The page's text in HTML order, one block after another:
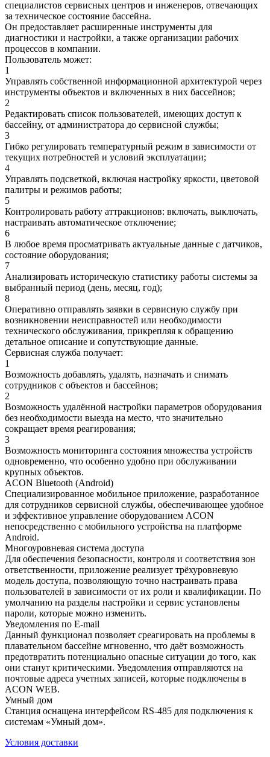
специалистов сервисных центров и инженеров, отвечающих
за техническое состояние бассейна.
Он предоставляет расширенные инструменты для
диагностики и настройки, а также организации рабочих
процессов в компании.
Пользователь может:
1
Управлять собственной информационной архитектурой через
инструменты объектов и включенных в них бассейнов;
2
Редактировать список пользователей, имеющих доступ к
бассейну, от администратора до сервисной службы;
3
Гибко регулировать температурный режим в зависимости от
текущих потребностей и условий эксплуатации;
4
Управлять подсветкой, включая настройку яркости, цветовой
палитры и режимов работы;
5
Контролировать работу аттракционов: включать, выключать,
настраивать автоматическое отключение;
6
В любое время просматривать актуальные данные с датчиков,
состояние оборудования;
7
Анализировать историческую статистику работы системы за
выбранный период (день, месяц, год);
8
Оперативно отправлять заявки в сервисную службу при
возникновении неисправностей или необходимости
технического обслуживания, прикрепляя к обращению
детальное описание и сопутствующие данные.
Сервисная служба получает:
1
Возможность добавлять, удалять, назначать и снимать
сотрудников с объектов и бассейнов;
2
Возможность удалённой настройки параметров оборудования
без необходимости выезда на место, что значительно
сокращает время реагирования;
3
Возможность мониторинга состояния множества устройств
одновременно, что особенно удобно при обслуживании
крупных объектов.
ACON Bluetooth (Android)
Специализированное мобильное приложение, разработанное
для сотрудников сервисной службы, обеспечивающее удобное
и эффективное управление оборудованием ACON
непосредственно с мобильного устройства на платформе
Android.
Многоуровневая система доступа
Для обеспечения безопасности, контроля и соответствия зон
ответственности, приложение реализует трёхуровневую
модель доступа, позволяющую точно настраивать права
пользователей в зависимости от их роли и квалификации. По
умолчанию на разделы настройки и сервис установлены
пароли, которые можно изменить.
Уведомления по E-mail
Данный функционал позволяет среагировать на проблемы в
плавательном бассейне мгновенно, что даёт возможность
предотвратить потенциально опасные ситуации до того, как
они станут критическими. Уведомления отправляются на
почтовые адреса учетных записей, которые подключены в
ACON WEB.
Умный дом
Станция оснащена интерфейсом RS-485 для подключения к
системам «Умный дом».
Условия доставки